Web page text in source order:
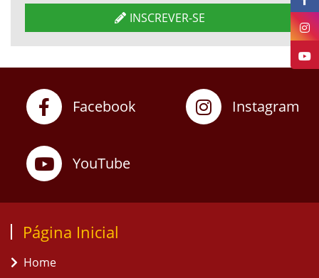
INSCREVER-SE
Facebook Instagram
YouTube
Página Inicial
Home